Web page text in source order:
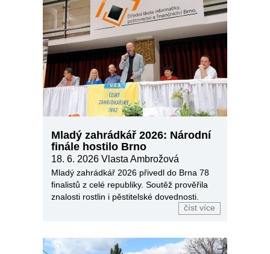
Mladý zahrádkář 2026: Národní
finále hostilo Brno
18. 6. 2026 Vlasta Ambrožová
Mladý zahrádkář 2026 přivedl do Brna 78
finalistů z celé republiky. Soutěž prověřila
znalosti rostlin i pěstitelské dovednosti.
číst více